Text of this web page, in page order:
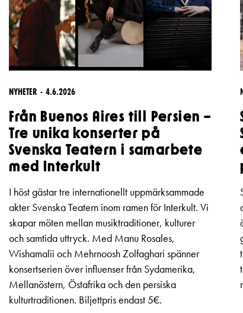
NYHETER 4.6.2026
Från Buenos Aires till Persien –
Tre unika konserter på
Svenska Teatern i samarbete
med Interkult
I höst gästar tre internationellt uppmärksammade
akter Svenska Teatern inom ramen för Interkult. Vi
skapar möten mellan musiktraditioner, kulturer
och samtida uttryck. Med Manu Rosales,
Wishamalii och Mehrnoosh Zolfaghari spänner
konsertserien över influenser från Sydamerika,
Mellanöstern, Östafrika och den persiska
kulturtraditionen. Biljettpris endast 5€.